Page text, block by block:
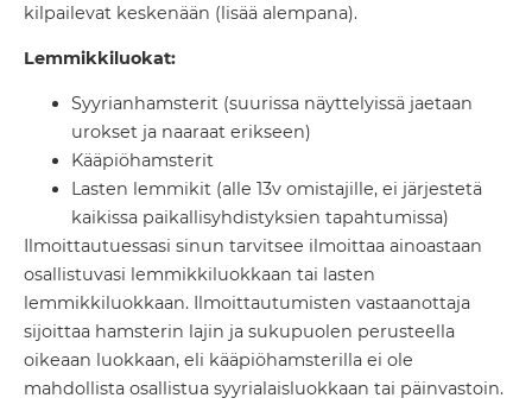
kilpailevat keskenään (lisää alempana).
Lemmikkiluokat:
Syyrianhamsterit (suurissa näyttelyissä jaetaan
urokset ja naaraat erikseen)
Kääpiöhamsterit
Lasten lemmikit (alle 13v omistajille, ei järjestetä
kaikissa paikallisyhdistyksien tapahtumissa)
Ilmoittautuessasi sinun tarvitsee ilmoittaa ainoastaan
osallistuvasi lemmikkiluokkaan tai lasten
lemmikkiluokkaan. Ilmoittautumisten vastaanottaja
sijoittaa hamsterin lajin ja sukupuolen perusteella
oikeaan luokkaan, eli kääpiöhamsterilla ei ole
mahdollista osallistua syyrialaisluokkaan tai päinvastoin.